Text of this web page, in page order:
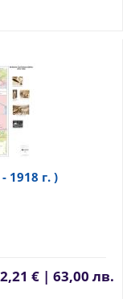
1918 г. )
€ | 63,00 лв.